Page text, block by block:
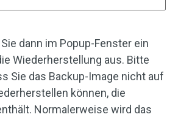
dann im Popup-Fenster ein
Wiederherstellung aus. Bitte
Sie das Backup-Image nicht auf
können, die
Normalerweise wird das